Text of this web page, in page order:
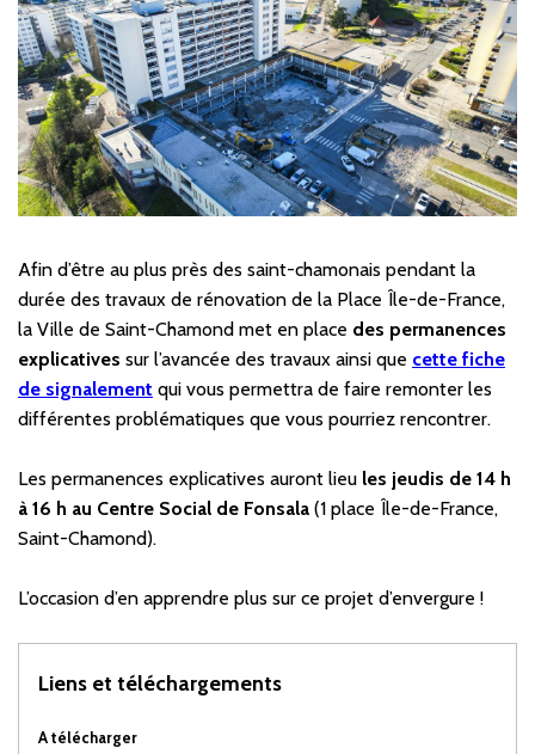
pdf
Afin d’être au plus près des saint-chamonais pendant la
durée des travaux de rénovation de la Place Île-de-France,
la Ville de Saint-Chamond met en place des permanences
explicatives sur l’avancée des travaux ainsi que cette fiche
de signalement qui vous permettra de faire remonter les
différentes problématiques que vous pourriez rencontrer.
Les permanences explicatives auront lieu les jeudis de 14 h
à 16 h au Centre Social de Fonsala (1 place Île-de-France,
Saint-Chamond).
L’occasion d’en apprendre plus sur ce projet d’envergure !
Liens et téléchargements
A télécharger